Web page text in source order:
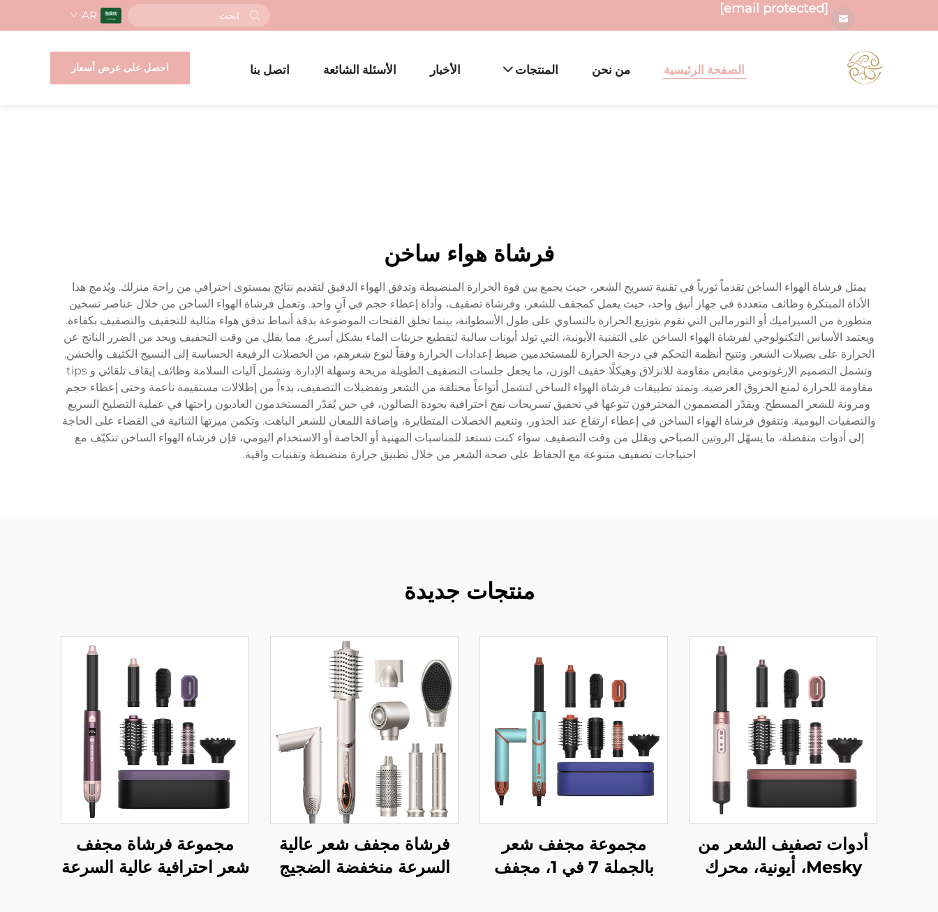
[email protected]
AR
الصفحة الرئيسية من نحن المنتجات الأخبار الأسئلة الشائعة اتصل بنا احصل على عرض أسعار
فرشاة هواء ساخن
يمثل فرشاة الهواء الساخن تقدماً ثورياً في تقنية تسريح الشعر، حيث يجمع بين قوة الحرارة المنضبطة وتدفق الهواء الدقيق لتقديم نتائج بمستوى احترافي من راحة منزلك. ويُدمج هذا
الأداة المبتكرة وظائف متعددة في جهاز أنيق واحد، حيث يعمل كمجفف للشعر، وفرشاة تصفيف، وأداة إعطاء حجم في آنٍ واحد. وتعمل فرشاة الهواء الساخن من خلال عناصر تسخين
متطورة من السيراميك أو التورمالين التي تقوم بتوزيع الحرارة بالتساوي على طول الأسطوانة، بينما تخلق الفتحات الموضوعة بدقة أنماط تدفق هواء مثالية للتجفيف والتصفيف بكفاءة.
ويعتمد الأساس التكنولوجي لفرشاة الهواء الساخن على التقنية الأيونية، التي تولد أيونات سالبة لتقطيع جزيئات الماء بشكل أسرع، مما يقلل من وقت التجفيف ويحد من الضرر الناتج عن
الحرارة على بصيلات الشعر. وتتيح أنظمة التحكم في درجة الحرارة للمستخدمين ضبط إعدادات الحرارة وفقاً لنوع شعرهم، من الخصلات الرفيعة الحساسة إلى النسيج الكثيف والخشن.
وتشمل التصميم الإرغونومي مقابض مقاومة للانزلاق وهيكلًا خفيف الوزن، ما يجعل جلسات التصفيف الطويلة مريحة وسهلة الإدارة. وتشمل آليات السلامة وظائف إيقاف تلقائي و tips
مقاومة للحرارة لمنع الحروق العرضية. وتمتد تطبيقات فرشاة الهواء الساخن لتشمل أنواعاً مختلفة من الشعر وتفضيلات التصفيف، بدءاً من إطلالات مستقيمة ناعمة وحتى إعطاء حجم
ومرونة للشعر المسطح. ويقدّر المصممون المحترفون تنوعها في تحقيق تسريحات نفخ احترافية بجودة الصالون، في حين يُقدّر المستخدمون العاديون راحتها في عملية التصليح السريع
والتصفيات اليومية. وتتفوق فرشاة الهواء الساخن في إعطاء ارتفاع عند الجذور، وتنعيم الخصلات المتطايرة، وإضافة اللمعان للشعر الباهت. وتكمن ميزتها الثنائية في القضاء على الحاجة
إلى أدوات منفصلة، ما يسهّل الروتين الصباحي ويقلل من وقت التصفيف. سواء كنت تستعد للمناسبات المهنية أو الخاصة أو الاستخدام اليومي، فإن فرشاة الهواء الساخن تتكيّف مع
احتياجات تصفيف متنوعة مع الحفاظ على صحة الشعر من خلال تطبيق حرارة منضبطة وتقنيات واقية.
منتجات جديدة
أدوات تصفيف الشعر من
Mesky، أيونية، محرك
مجموعة مجفف شعر
بالجملة 7 في 1، مجفف
فرشاة مجفف شعر عالية
السرعة منخفضة الضجيج
مجموعة فرشاة مجفف
شعر احترافية عالية السرعة